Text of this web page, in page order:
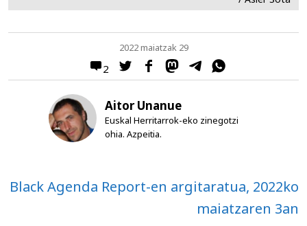
2
2022 maiatzak 29
Aitor Unanue
Euskal Herritarrok-eko zinegotzi
ohia. Azpeitia.
Black Agenda Report-en argitaratua, 2022ko
maiatzaren 3an